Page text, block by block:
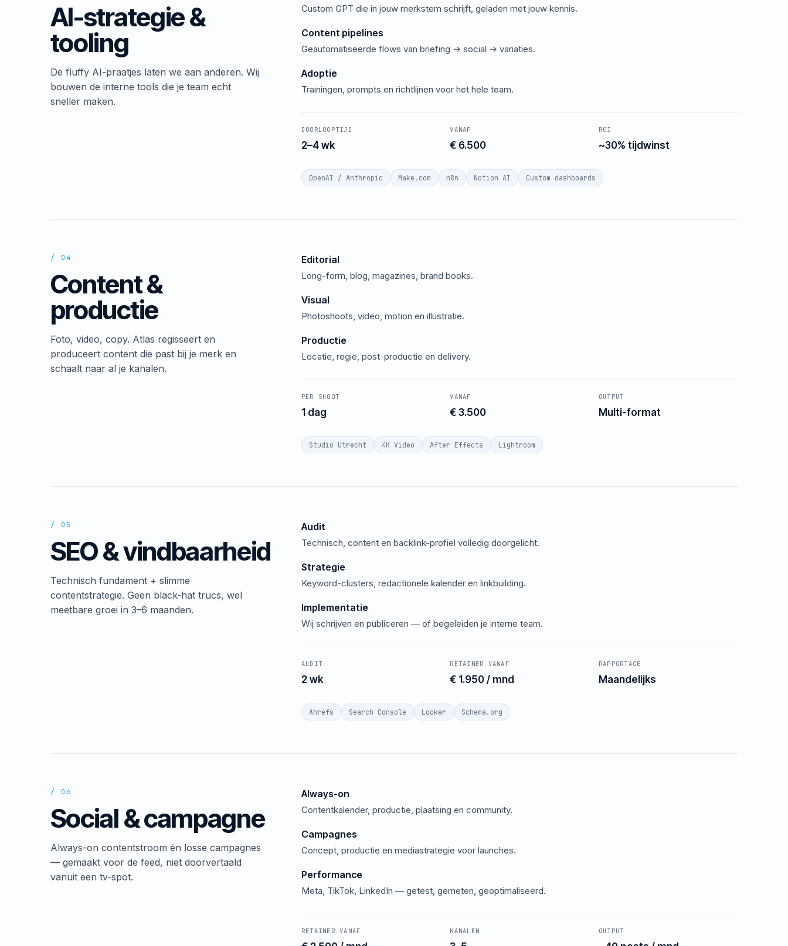
AI-strategie &
tooling
De fluffy AI-praatjes laten we aan anderen. Wij
bouwen de interne tools die je team echt
sneller maken.
Custom GPT die in jouw merkstem schrijft, geladen met jouw kennis.
Content pipelines
Geautomatiseerde flows van briefing → social → variaties.
Adoptie
Trainingen, prompts en richtlijnen voor het hele team.
DOORLOOPTIJD
2–4 wk
VANAF
€ 6.500
ROI
~30% tijdwinst
OpenAI / Anthropic Make.com n8n Notion AI Custom dashboards
/ 04
Content &
productie
Foto, video, copy. Atlas regisseert en
produceert content die past bij je merk en
schaalt naar al je kanalen.
Editorial
Long-form, blog, magazines, brand books.
Visual
Photoshoots, video, motion en illustratie.
Productie
Locatie, regie, post-productie en delivery.
PER SHOOT
1 dag
VANAF
€ 3.500
OUTPUT
Multi-format
Studio Utrecht 4K Video After Effects Lightroom
/ 05
SEO & vindbaarheid
Technisch fundament + slimme
contentstrategie. Geen black-hat trucs, wel
meetbare groei in 3–6 maanden.
Audit
Technisch, content en backlink-profiel volledig doorgelicht.
Strategie
Keyword-clusters, redactionele kalender en linkbuilding.
Implementatie
Wij schrijven en publiceren — of begeleiden je interne team.
AUDIT
2 wk
RETAINER VANAF
€ 1.950 / mnd
RAPPORTAGE
Maandelijks
Ahrefs Search Console Looker Schema.org
/ 06
Social & campagne
Always-on contentstroom én losse campagnes
— gemaakt voor de feed, niet doorvertaald
vanuit een tv-spot.
Always-on
Contentkalender, productie, plaatsing en community.
Campagnes
Concept, productie en mediastrategie voor launches.
Performance
Meta, TikTok, LinkedIn — getest, gemeten, geoptimaliseerd.
RETAINER VANAF KANALEN OUTPUT